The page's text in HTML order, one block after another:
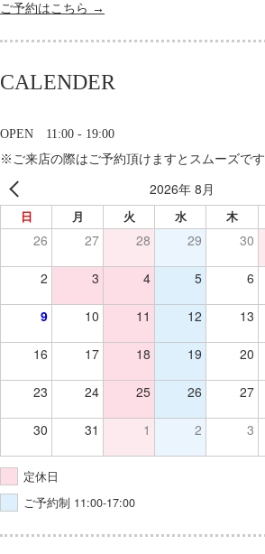
ご予約はこちら →
CALENDER
OPEN 11:00 - 19:00
※ご来店の際はご予約頂けますとスムーズです
2026年 8月
日 月 火 水 木
26 27 28 29 30
2 3 4 5 6
9 10 11 12 13
16 17 18 19 20
23 24 25 26 27
30 31 1 2 3
定休日
ご予約制 11:00-17:00